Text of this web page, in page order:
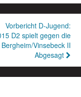
Vorbericht D-Jugend:
D2 spielt gegen die
Vinsebeck II
Abgesagt